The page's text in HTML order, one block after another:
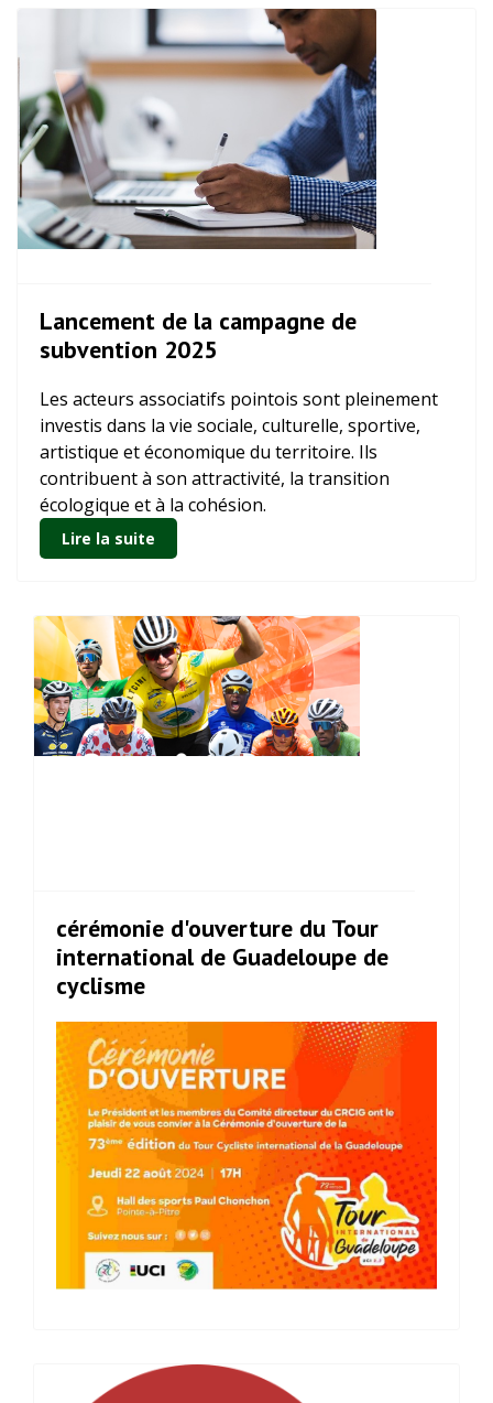
Lancement de la campagne de
subvention 2025
Les acteurs associatifs pointois sont pleinement
investis dans la vie sociale, culturelle, sportive,
artistique et économique du territoire. Ils
contribuent à son attractivité, la transition
écologique et à la cohésion.
Lire la suite
cérémonie d'ouverture du Tour
international de Guadeloupe de
cyclisme